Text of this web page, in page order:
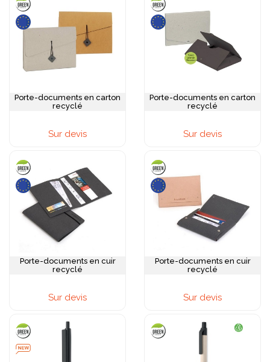
Porte-documents en carton
recyclé
Sur devis
Porte-documents en carton
recyclé
Sur devis
Porte-documents en cuir
recyclé
Sur devis
Porte-documents en cuir
recyclé
Sur devis